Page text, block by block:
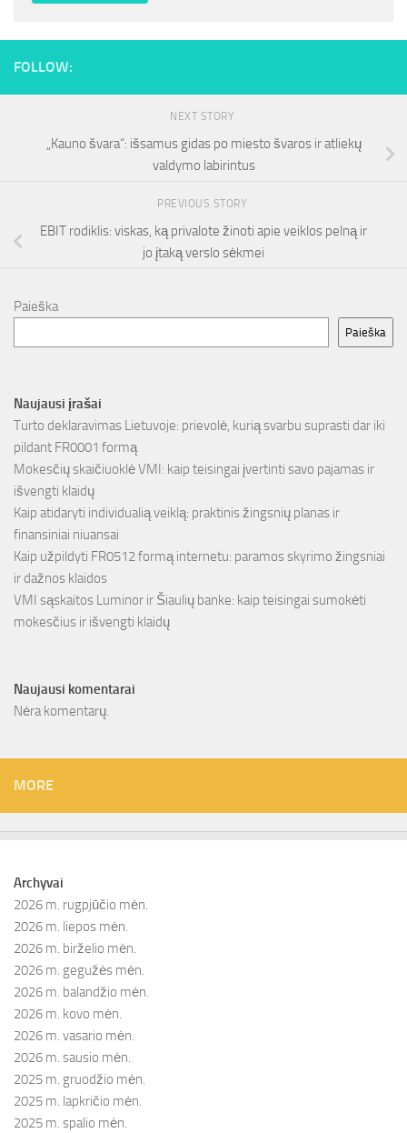
FOLLOW:
NEXT STORY
„Kauno švara“: išsamus gidas po miesto švaros ir atliekų
valdymo labirintus
PREVIOUS STORY
EBIT rodiklis: viskas, ką privalote žinoti apie veiklos pelną ir
jo įtaką verslo sėkmei
Paieška
Paieška
Naujausi įrašai
Turto deklaravimas Lietuvoje: prievolė, kurią svarbu suprasti dar iki
pildant FR0001 formą
Mokesčių skaičiuoklė VMI: kaip teisingai įvertinti savo pajamas ir
išvengti klaidų
Kaip atidaryti individualią veiklą: praktinis žingsnių planas ir
finansiniai niuansai
Kaip užpildyti FR0512 formą internetu: paramos skyrimo žingsniai
ir dažnos klaidos
VMI sąskaitos Luminor ir Šiaulių banke: kaip teisingai sumokėti
mokesčius ir išvengti klaidų
Naujausi komentarai
Nėra komentarų.
MORE
Archyvai
2026 m. rugpjūčio mėn.
2026 m. liepos mėn.
2026 m. birželio mėn.
2026 m. gegužės mėn.
2026 m. balandžio mėn.
2026 m. kovo mėn.
2026 m. vasario mėn.
2026 m. sausio mėn.
2025 m. gruodžio mėn.
2025 m. lapkričio mėn.
2025 m. spalio mėn.